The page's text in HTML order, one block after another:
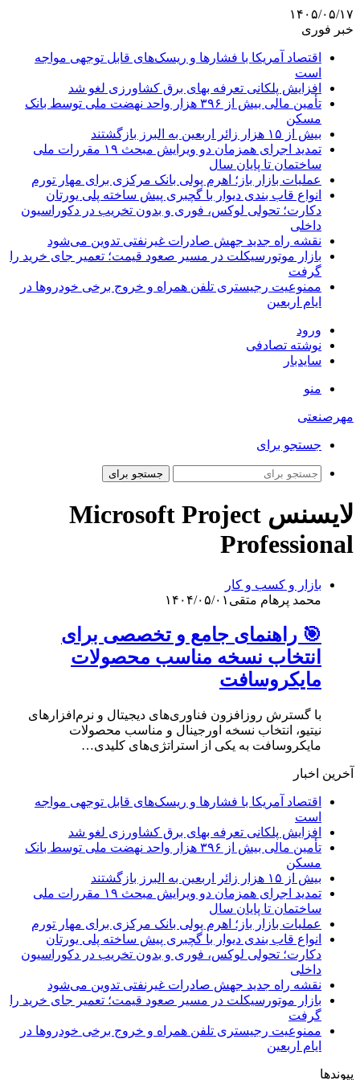
۱۴۰۵/۰۵/۱۷
خبر فوری
اقتصاد آمریکا با فشارها و ریسک‌های قابل توجهی مواجه
است
افزایش پلکانی تعرفه بهای برق کشاورزی لغو شد
تأمین مالی بیش از ۳۹۶ هزار واحد نهضت ملی توسط بانک
مسکن
بیش از ۱۵ هزار زائر اربعین به البرز بازگشتند
تمدید اجرای همزمان دو ویرایش مبحث ۱۹ مقررات ملی
ساختمان تا پایان سال
عملیات بازار باز؛ اهرم پولی بانک مرکزی برای مهار تورم
انواع قاب بندی دیوار با گچبری پیش ساخته پلی یورتان
دکارت؛ تحولی لوکس، فوری و بدون تخریب در دکوراسیون
داخلی
نقشه راه جدید جهش صادرات غیرنفتی تدوین می‌شود
بازار موتورسیکلت در مسیر صعود قیمت؛ تعمیر جای خرید را
گرفت
ممنوعیت رجیستری تلفن همراه و خروج برخی خودروها در
ایام اربعین
ورود
نوشته تصادفی
سایدبار
منو
مهرصنعتی
جستجو برای
جستجو برای
لایسنس Microsoft Project
Professional
بازار و کسب و کار
محمد پرهام متقی ۱۴۰۴/۰۵/۰۱
🎯 راهنمای جامع و تخصصی برای
انتخاب نسخه مناسب محصولات
مایکروسافت
با گسترش روزافزون فناوری‌‌های دیجیتال و نرم‌افزارهای
نیتیو، انتخاب نسخه اورجینال و مناسب محصولات
مایکروسافت به یکی از استراتژی‌های کلیدی…
آخرین اخبار
اقتصاد آمریکا با فشارها و ریسک‌های قابل توجهی مواجه
است
افزایش پلکانی تعرفه بهای برق کشاورزی لغو شد
تأمین مالی بیش از ۳۹۶ هزار واحد نهضت ملی توسط بانک
مسکن
بیش از ۱۵ هزار زائر اربعین به البرز بازگشتند
تمدید اجرای همزمان دو ویرایش مبحث ۱۹ مقررات ملی
ساختمان تا پایان سال
عملیات بازار باز؛ اهرم پولی بانک مرکزی برای مهار تورم
انواع قاب بندی دیوار با گچبری پیش ساخته پلی یورتان
دکارت؛ تحولی لوکس، فوری و بدون تخریب در دکوراسیون
داخلی
نقشه راه جدید جهش صادرات غیرنفتی تدوین می‌شود
بازار موتورسیکلت در مسیر صعود قیمت؛ تعمیر جای خرید را
گرفت
ممنوعیت رجیستری تلفن همراه و خروج برخی خودروها در
ایام اربعین
پیوندها